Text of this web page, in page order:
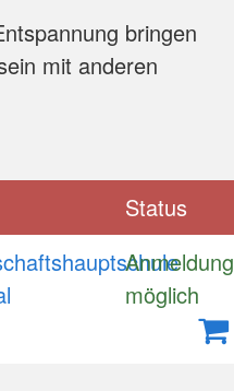
bringen
mit anderen
Status
Anmeldung
möglich